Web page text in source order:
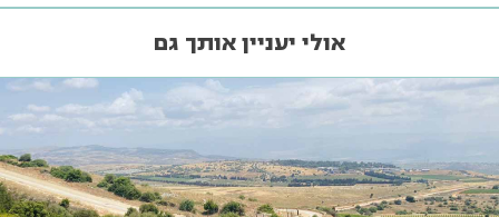
אולי יעניין אותך גם